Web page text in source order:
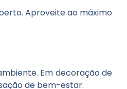
Aproveite ao máximo
Em decoração de
de bem-estar.